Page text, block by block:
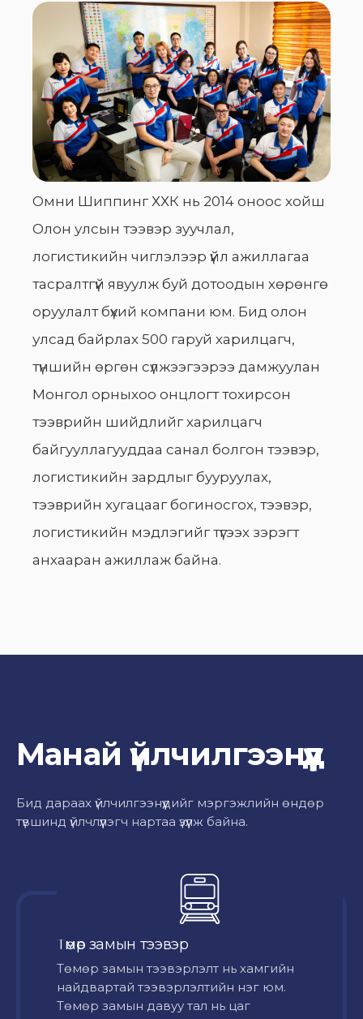
Омни Шиппинг ХХК нь 2014 оноос хойш
Олон улсын тээвэр зуучлал,
логистикийн чиглэлээр үйл ажиллагаа
тасралтгүй явуулж буй дотоодын хөрөнгө
оруулалт бүхий компани юм. Бид олон
улсад байрлах 500 гаруй харилцагч,
түншийн өргөн сүлжээгээрээ дамжуулан
Монгол орныхоо онцлогт тохирсон
тээврийн шийдлийг харилцагч
байгууллагууддаа санал болгон тээвэр,
логистикийн зардлыг бууруулах,
тээврийн хугацааг богиносгох, тээвэр,
логистикийн мэдлэгийг түгээх зэрэгт
анхааран ажиллаж байна.
Манай үйлчилгээнүүд
Бид дараах үйлчилгээнүүдийг мэргэжлийн өндөр
түвшинд үйлчлүүлэгч нартаа үзүүлж байна.
Төмөр замын тээвэр
Төмөр замын тээвэрлэлт нь хамгийн
найдвартай тээвэрлэлтийн нэг юм.
Төмөр замын давуу тал нь цаг